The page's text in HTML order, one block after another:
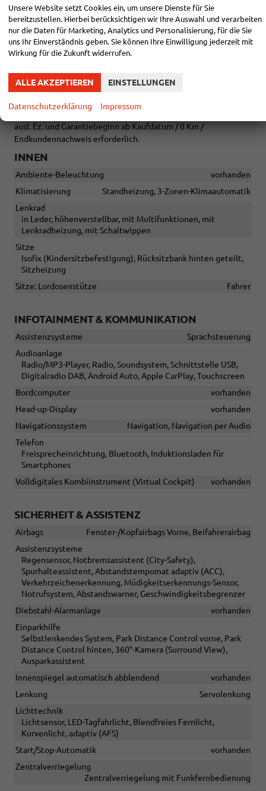
Fußgänger- und Radfahrererkennung, Notrufsystem eCall,
Ausparkassistent und Ausstiegswarner, Tagfahrlichtschaltung
mit ""Coming-Home"" und ""Leaving-Home""-Funktion,
Verkehrszeichenerkennung.
Sommerreifen 235 50 R18, Leichtmetallräder 7,5 J x 18
""Toshima"" schwarz mit Allwetterreifen + 1.299 € Brutto
ausl. Ez. und Garantiebeginn ab Kaufdatum / 0 Km /
Endkundennachweis erforderlich.
INNEN
Ambiente-Beleuchtung
vorhanden
Klimatisierung
Standheizung, 3-Zonen-Klimaautomatik
Lenkrad
in Leder, höhenverstellbar, mit Multifunktionen, mit
Lenkradheizung, mit Schaltwippen
Sitze
Isofix (Kindersitzbefestigung), Rücksitzbank hinten geteilt,
Sitzheizung
Sitze: Lordosenstütze
Fahrer
INFOTAINMENT & KOMMUNIKATION
Assistenzsysteme
Sprachsteuerung
Audioanlage
Radio/MP3-Player, Radio, Soundsystem, Schnittstelle USB,
Digitalradio DAB, Android Auto, Apple CarPlay, Touchscreen
Bordcomputer
vorhanden
Head-up-Display
vorhanden
Navigationssystem
Navigation, Navigation per Audio
Telefon
Freisprecheinrichtung, Bluetooth, Induktionsladen für
Smartphones
Volldigitales Kombiinstrument (Virtual Cockpit)
vorhanden
SICHERHEIT & ASSISTENZ
Airbags
Fenster-/Kopfairbags Vorne, Beifahrerairbag
Assistenzsysteme
Regensensor, Notbremsassistent (City-Safety),
Spurhalteassistent, Abstandstempomat adaptiv (ACC),
Verkehrzeichenerkennung, Müdigkeitserkennungs-Sensor,
Notrufsystem, Abstandswarner, Geschwindigkeitsbegrenzer
Diebstahl-Alarmanlage
vorhanden
Einparkhilfe
Selbstlenkendes System, Park Distance Control vorne, Park
Distance Control hinten, 360°-Kamera (Surround View),
Ausparkassistent
Innenspiegel automatisch abblendend
vorhanden
Lenkung
Servolenkung
Lichttechnik
Lichtsensor, LED-Tagfahrlicht, Blendfreies Fernlicht,
Kurvenlicht, adaptiv (AFS)
Start/Stop-Automatik
vorhanden
Zentralverriegelung
Zentralverriegelung mit Funkfernbedienung
Unsere Website setzt Cookies ein, um unsere Dienste für Sie
bereitzustellen. Hierbei berücksichtigen wir Ihre Auswahl und verarbeiten
nur die Daten für Marketing, Analytics und Personalisierung, für die Sie
uns Ihr Einverständnis geben. Sie können Ihre Einwilligung jederzeit mit
Wirkung für die Zukunft widerrufen.
ALLE AKZEPTIEREN EINSTELLUNGEN
Datenschutzerklärung Impressum